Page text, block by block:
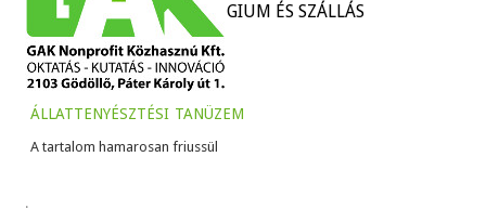
TANÜZEMEK
KOLLÉGIUM ÉS SZÁLLÁS
állattenyésztési tanüzem
A tartalom hamarosan friussül
.